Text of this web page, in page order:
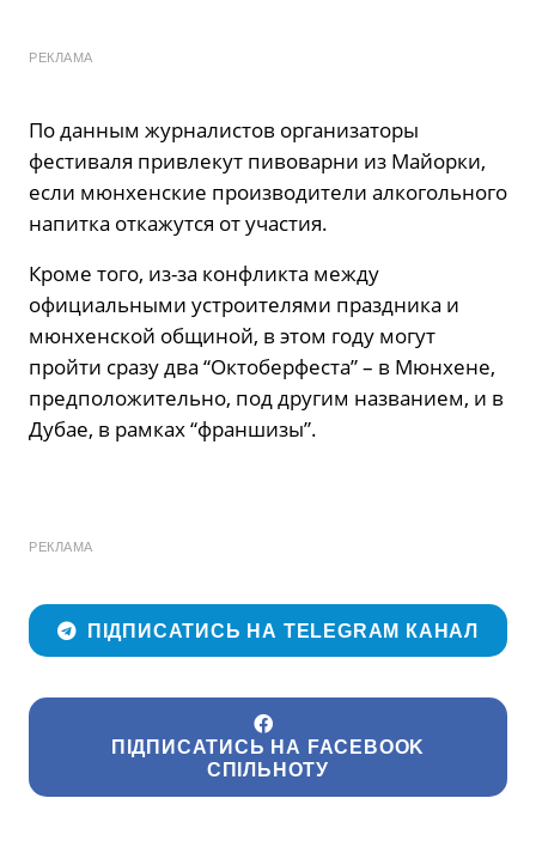
РЕКЛАМА
По данным журналистов организаторы
фестиваля привлекут пивоварни из Майорки,
если мюнхенские производители алкогольного
напитка откажутся от участия.
Кроме того, из-за конфликта между
официальными устроителями праздника и
мюнхенской общиной, в этом году могут
пройти сразу два “Октоберфеста” – в Мюнхене,
предположительно, под другим названием, и в
Дубае, в рамках “франшизы”.
РЕКЛАМА
ПІДПИСАТИСЬ НА TELEGRAM КАНАЛ
ПІДПИСАТИСЬ НА FACEBOOK
СПІЛЬНОТУ